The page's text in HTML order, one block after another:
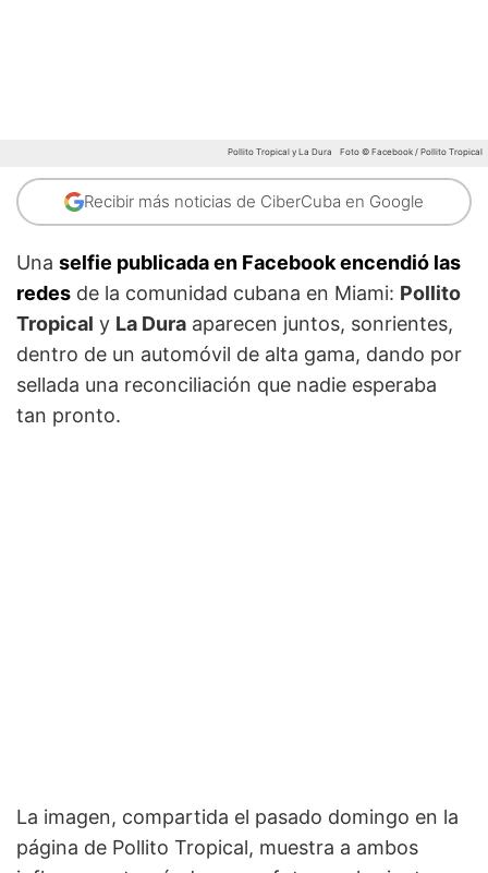
Pollito Tropical y La Dura Foto © Facebook / Pollito Tropical
Recibir más noticias de CiberCuba en Google
Una selfie publicada en Facebook encendió las
redes de la comunidad cubana en Miami: Pollito
Tropical y La Dura aparecen juntos, sonrientes,
dentro de un automóvil de alta gama, dando por
sellada una reconciliación que nadie esperaba
tan pronto.
La imagen, compartida el pasado domingo en la
página de Pollito Tropical, muestra a ambos